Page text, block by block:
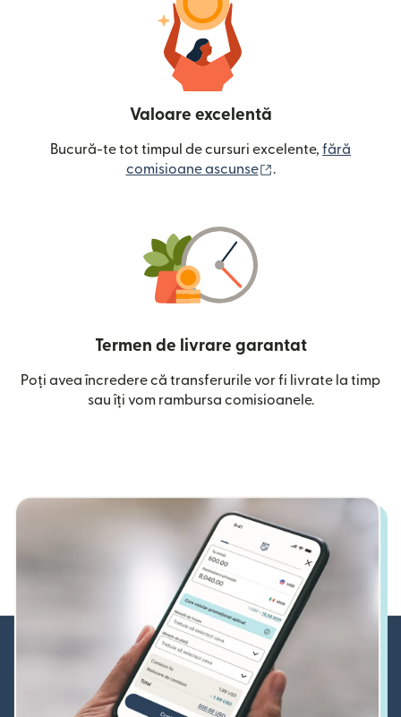
Valoare excelentă
Bucură-te tot timpul de cursuri excelente, fără
comisioane ascunse
.
Termen de livrare garantat
Poți avea încredere că transferurile vor fi livrate la timp
sau îți vom rambursa comisioanele.